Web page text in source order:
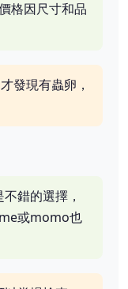
格因尺寸和品
發現有蟲卵，
錯的選擇，
或momo也